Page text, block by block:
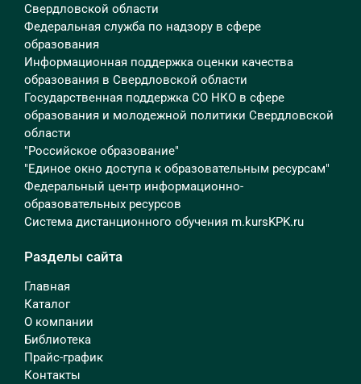
Свердловской области
Федеральная служба по надзору в сфере
образования
Информационная поддержка оценки качества
образования в Свердловской области
Государственная поддержка СО НКО в сфере
образования и молодежной политики Свердловской
области
"Российское образование"
"Единое окно доступа к образовательным ресурсам"
Федеральный центр информационно-
образовательных ресурсов
Система дистанционного обучения m.kursKPK.ru
Разделы сайта
Главная
Каталог
О компании
Библиотека
Прайс-график
Контакты